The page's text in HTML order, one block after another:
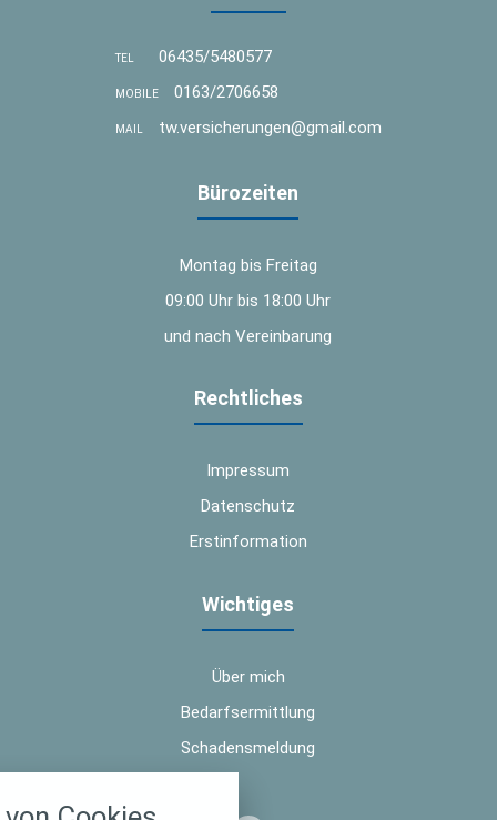
TEL 06435/5480577
MOBILE 0163/2706658
MAIL tw.versicherungen@gmail.com
Bürozeiten
Montag bis Freitag
09:00 Uhr bis 18:00 Uhr
und nach Vereinbarung
Rechtliches
Impressum
Datenschutz
Erstinformation
Wichtiges
Über mich
Bedarfsermittlung
Schadensmeldung